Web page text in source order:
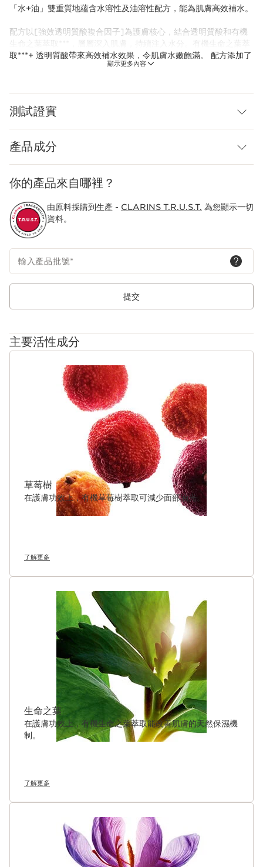
顯示更多內容
「水+油」雙重質地蘊含水溶性及油溶性配方，能為肌膚高效補水。
配方以[強效透明質酸複合因子]為護膚核心，結合透明質酸和有機
生命之葉萃取***，層層深入肌膚，持續注入水分。有機生命之葉萃
取***+ 透明質酸帶來高效補水效果，令肌膚水嫩飽滿。 配方添加了
明星成分：乙醯化透明質酸，能深層保濕滋潤肌膚。
[強效透明質酸複合因子] Clarins結合了低分子量透明質酸和乙醯
化透明質酸，這種星級成分的效果比一般透明質酸持久13倍，因此
能深層保濕肌膚。
*成分通過體外測試
Clarins Plus
「水+油」雙重質地的靈感來自肌膚天然的水油比例。獨有水油雙重
質感能強化肌膚的水脂膜，避免肌膚流失過多水分。
測試證實
產品成分
你的產品來自哪裡？
由原料採購到生產 - CLARINS T.R.U.S.T. 為您顯示一切
資料。
輸入產品批號*
提交
主要活性成分
草莓樹
在護膚功效上，有機草莓樹萃取可減少面部油光。
了解更多
生命之葉
在護膚功效上，有機生命之葉萃取能改善肌膚的天然保濕機
制。
了解更多